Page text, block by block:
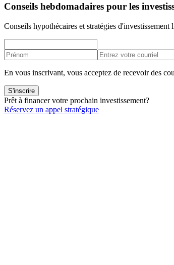
Conseils hebdomadaires pour les
Conseils hypothécaires et stratégies
En vous inscrivant, vous acceptez de recevoir des
S'inscrire
Prêt à financer votre prochain investissement?
Réservez un appel stratégique